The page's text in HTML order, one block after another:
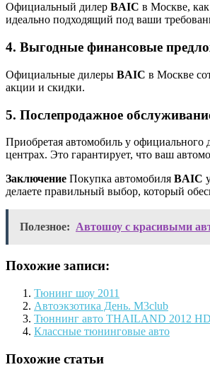
Официальный дилер BAIC в Москве,
идеально подходящий под ваши
4. Выгодные финансовые
Официальные дилеры BAIC в Москве
акции и скидки.
5. Послепродажное
Приобретая автомобиль у
центрах. Это гарантирует, что ваш
Заключение Покупка автомобиля BAIC
делаете правильный выбор, который
Полезное: Автошоу с красивыми
Похожие записи:
Тюнинг шоу 2011
Автоэкзотика День. M3club
Тюннинг авто THAILAND 2012 HD
Классные тюнинговые авто
Похожие статьи